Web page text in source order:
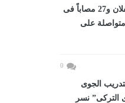
4 شهداء بينهم طفلان و27 مصاباً فى
متواصلة على
0
الجوى
التركى” نسر